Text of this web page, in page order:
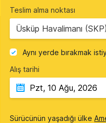
Teslim alma noktası
Üsküp Havalimanı
Aynı yerde bırakmak
Alış tarihi
Sürücünün yaşadığı ülke